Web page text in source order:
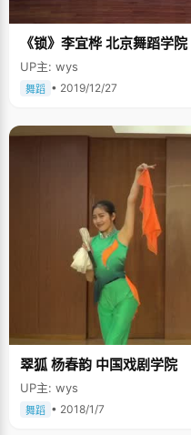
《锁》李宜桦 北京舞蹈学院
UP主: wys
舞蹈 • 2019/12/27
翠狐 杨春韵 中国戏剧学院
UP主: wys
舞蹈 • 2018/1/7